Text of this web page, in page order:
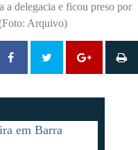
a delegacia e ficou preso por
Arquivo)
em Barra